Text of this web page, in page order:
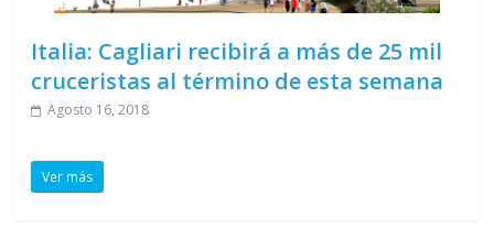
Italia: Cagliari recibirá a más de 25 mil
cruceristas al término de esta semana
Agosto 16, 2018
Ver más